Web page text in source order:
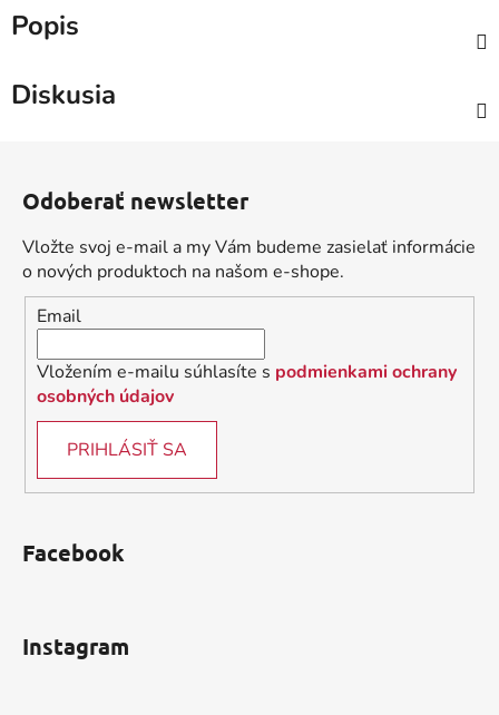
Popis
Diskusia
Odoberať newsletter
Vložte svoj e-mail a my Vám budeme zasielať informácie
o nových produktoch na našom e-shope.
Email
Vložením e-mailu súhlasíte s podmienkami ochrany
osobných údajov
PRIHLÁSIŤ SA
Facebook
Instagram